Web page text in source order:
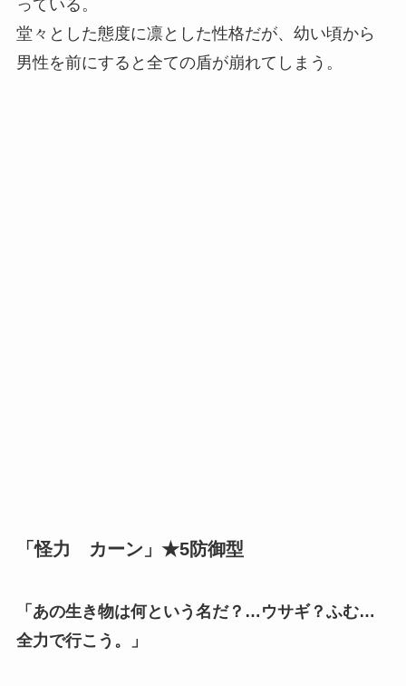
っている。
堂々とした態度に凛とした性格だが、幼い頃から
男性を前にすると全ての盾が崩れてしまう。
「怪力 カーン」★5防御型
「あの生き物は何という名だ？…ウサギ？ふむ…
全力で行こう。」